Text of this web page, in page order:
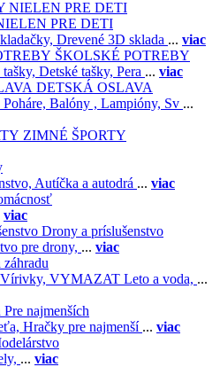
PRE DETI
Drevené 3D sklada ... viac
ŠKOLSKÉ POTREBY
Detské tašky, Pera ... viac
DETSKÁ OSLAVA
Poháre, Balóny , Lampióny, Sv ...
ZIMNÉ ŠPORTY
Autíčka a autodrá ... viac
viac
Drony a príslušenstvo
pre drony, ... viac
záhradu
Vírivky, VYMAZAT Leto a voda, ...
Pre najmenších
Hračky pre najmenší ... viac
... viac